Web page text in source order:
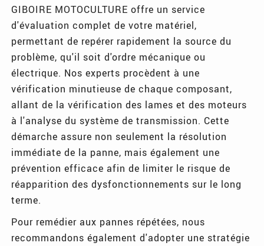
GIBOIRE MOTOCULTURE offre un service
d'évaluation complet de votre matériel,
permettant de repérer rapidement la source du
problème, qu'il soit d'ordre mécanique ou
électrique. Nos experts procèdent à une
vérification minutieuse de chaque composant,
allant de la vérification des lames et des moteurs
à l'analyse du système de transmission. Cette
démarche assure non seulement la résolution
immédiate de la panne, mais également une
prévention efficace afin de limiter le risque de
réapparition des dysfonctionnements sur le long
terme.
Pour remédier aux pannes répétées, nous
recommandons également d'adopter une stratégie